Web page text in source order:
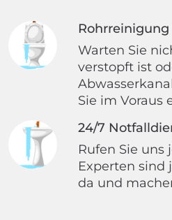
Warten Sie
verstopft ist
Sie im Voraus
24/7
Rufen Sie uns
Experten sind
da und